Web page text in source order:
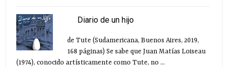
Diario de un hijo
de Tute (Sudamericana, Buenos Aires, 2019,
168 páginas) Se sabe que Juan Matías Loiseau
(1974), conocido artísticamente como Tute, no ...